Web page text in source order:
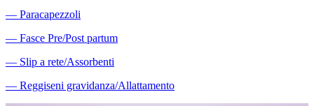
― Paracapezzoli
― Fasce Pre/Post partum
― Slip a rete/Assorbenti
― Reggiseni gravidanza/Allattamento